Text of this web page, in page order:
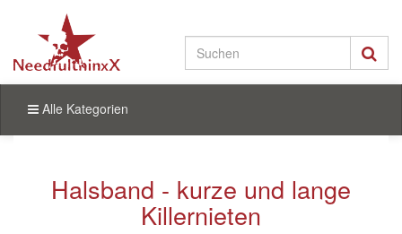
Alle Kategorien
Halsband - kurze und lange
Killernieten